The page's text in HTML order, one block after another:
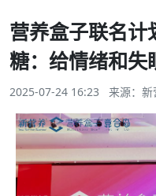
营养盒子联名
糖：给情绪和失
2025-07-24 16:23 来源： 新